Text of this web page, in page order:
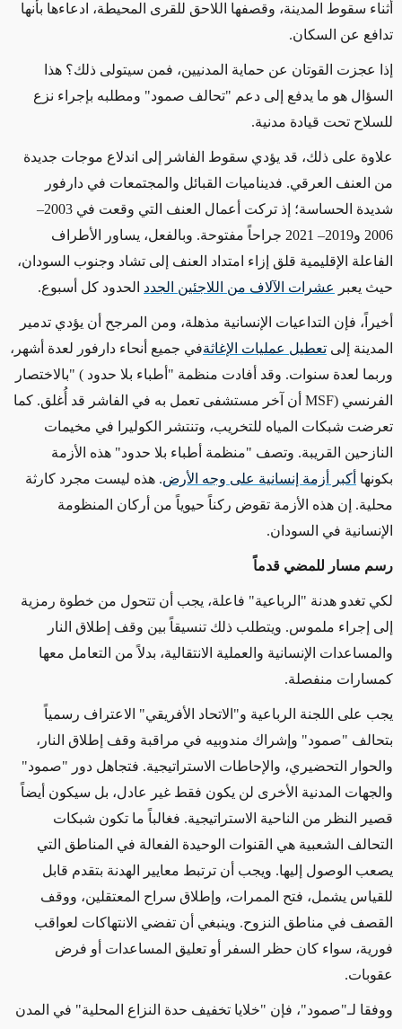
أثناء سقوط المدينة، وقصفها اللاحق للقرى المحيطة، ادعاءها بأنها
تدافع عن السكان.
إذا عجزت القوتان عن حماية المدنيين، فمن سيتولى ذلك؟ هذا
السؤال هو ما يدفع إلى دعم "تحالف صمود" ومطلبه بإجراء نزع
للسلاح تحت قيادة مدنية.
علاوة على ذلك، قد يؤدي سقوط الفاشر إلى اندلاع موجات جديدة
من العنف العرقي. فديناميات القبائل والمجتمعات في دارفور
شديدة الحساسة؛ إذ تركت أعمال العنف التي وقعت في 2003–
2006 و2019– 2021 جراحاً مفتوحة. وبالفعل، يساور الأطراف
الفاعلة الإقليمية قلق إزاء امتداد العنف إلى تشاد وجنوب السودان،
حيث يعبر
عشرات الآلاف من اللاجئين الجدد الحدود كل أسبوع.
أخيراً، فإن التداعيات الإنسانية مذهلة، ومن المرجح أن يؤدي تدمير
المدينة إلى تعطيل عمليات الإغاثةفي جميع أنحاء دارفور لعدة أشهر،
وربما لعدة سنوات. وقد أفادت منظمة "أطباء بلا حدود ) "بالاختصار
الفرنسي (MSF
أن آخر مستشفى تعمل به في الفاشر قد أُغلق. كما
تعرضت شبكات المياه للتخريب، وتنتشر الكوليرا في مخيمات
النازحين القريبة. وتصف "منظمة أطباء بلا حدود" هذه الأزمة
بكونها أكبر أزمة إنسانية على وجه الأرض. هذه ليست مجرد كارثة
محلية. إن هذه الأزمة تقوض ركناً حيوياً من أركان المنظومة
الإنسانية في السودان.
رسم مسار للمضي قدماً
لكي تغدو هدنة "الرباعية" فاعلة، يجب أن تتحول من خطوة رمزية
إلى إجراء ملموس. ويتطلب ذلك تنسيقاً بين وقف إطلاق النار
والمساعدات الإنسانية والعملية الانتقالية، بدلاً من التعامل معها
كمسارات منفصلة.
يجب على اللجنة الرباعية و"الاتحاد الأفريقي" الاعتراف رسمياً
بتحالف "صمود" وإشراك مندوبيه في مراقبة وقف إطلاق النار،
والحوار التحضيري، والإحاطات الاستراتيجية. فتجاهل دور "صمود"
والجهات المدنية الأخرى لن يكون فقط غير عادل، بل سيكون أيضاً
قصير النظر من الناحية الاستراتيجية. فغالباً ما تكون شبكات
التحالف الشعبية هي القنوات الوحيدة الفعالة في المناطق التي
يصعب الوصول إليها. ويجب أن ترتبط معايير الهدنة بتقدم قابل
للقياس يشمل، فتح الممرات، وإطلاق سراح المعتقلين، ووقف
القصف في مناطق النزوح. وينبغي أن تفضي الانتهاكات لعواقب
فورية، سواء كان حظر السفر أو تعليق المساعدات أو فرض
عقوبات.
ووفقا لـ"صمود"، فإن "خلايا تخفيف حدة النزاع المحلية" في المدن